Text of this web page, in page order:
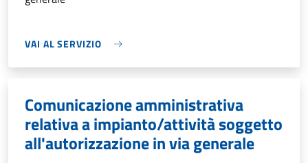
VAI AL SERVIZIO
Comunicazione amministrativa
relativa a impianto/attività soggetto
all'autorizzazione in via generale